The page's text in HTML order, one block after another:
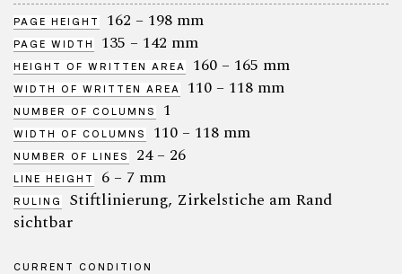
PAGE HEIGHT 162 – 198 mm
PAGE WIDTH 135 – 142 mm
HEIGHT OF WRITTEN AREA 160 – 165 mm
WIDTH OF WRITTEN AREA 110 – 118 mm
NUMBER OF COLUMNS 1
WIDTH OF COLUMNS 110 – 118 mm
NUMBER OF LINES 24 – 26
LINE HEIGHT 6 – 7 mm
RULING
Stiftlinierung, Zirkelstiche am Rand
sichtbar
CURRENT CONDITION